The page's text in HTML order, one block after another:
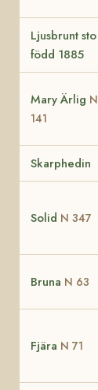
Ljusbrunt sto
född 1885
Mary Ärlig N
141
Skarphedin
Solid N 347
Bruna N 63
Fjära N 71